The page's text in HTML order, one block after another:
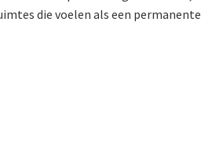
die voelen als een permanente